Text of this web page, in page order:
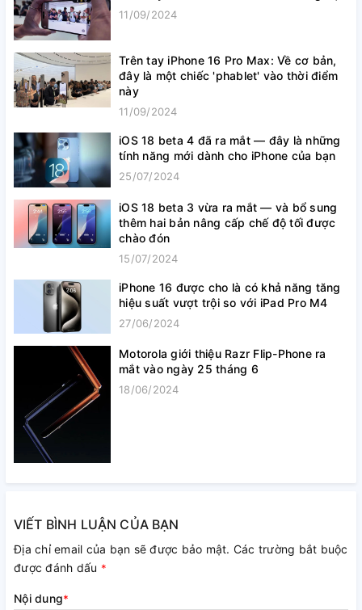
11/09/2024
Trên tay iPhone 16 Pro Max: Về cơ bản,
đây là một chiếc 'phablet' vào thời điểm
này
11/09/2024
iOS 18 beta 4 đã ra mắt — đây là những
tính năng mới dành cho iPhone của bạn
25/07/2024
iOS 18 beta 3 vừa ra mắt — và bổ sung
thêm hai bản nâng cấp chế độ tối được
chào đón
15/07/2024
iPhone 16 được cho là có khả năng tăng
hiệu suất vượt trội so với iPad Pro M4
27/06/2024
Motorola giới thiệu Razr Flip-Phone ra
mắt vào ngày 25 tháng 6
18/06/2024
VIẾT BÌNH LUẬN CỦA BẠN
Địa chỉ email của bạn sẽ được bảo mật. Các trường bắt buộc
được đánh dấu *
Nội dung*